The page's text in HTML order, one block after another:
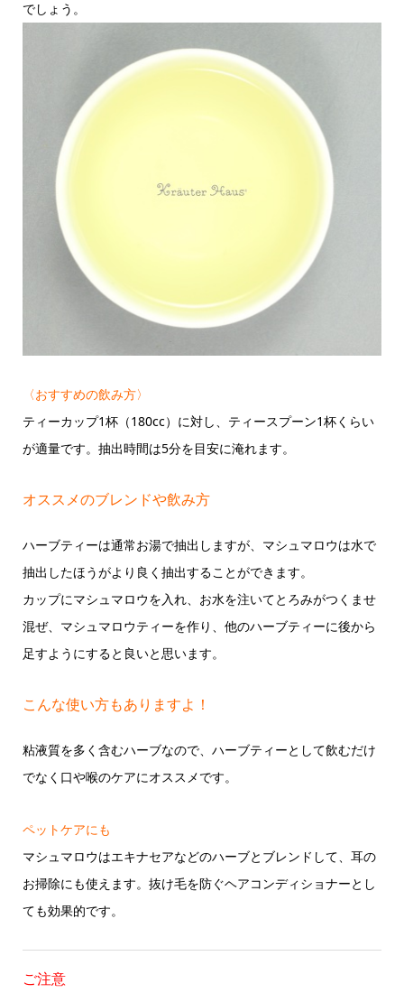
でしょう。
〈おすすめの飲み方〉
ティーカップ1杯（180cc）に対し、ティースプーン1杯くらい
が適量です。抽出時間は5分を目安に淹れます。
オススメのブレンドや飲み方
ハーブティーは通常お湯で抽出しますが、マシュマロウは水で
抽出したほうがより良く抽出することができます。
カップにマシュマロウを入れ、お水を注いてとろみがつくませ
混ぜ、マシュマロウティーを作り、他のハーブティーに後から
足すようにすると良いと思います。
こんな使い方もありますよ！
粘液質を多く含むハーブなので、ハーブティーとして飲むだけ
でなく口や喉のケアにオススメです。
ペットケアにも
マシュマロウはエキナセアなどのハーブとブレンドして、耳の
お掃除にも使えます。抜け毛を防ぐヘアコンディショナーとし
ても効果的です。
ご注意